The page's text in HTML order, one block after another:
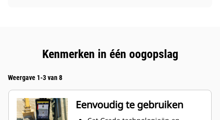
Kenmerken in één oogopslag
Weergave 1-3 van 8
Eenvoudig te gebruiken